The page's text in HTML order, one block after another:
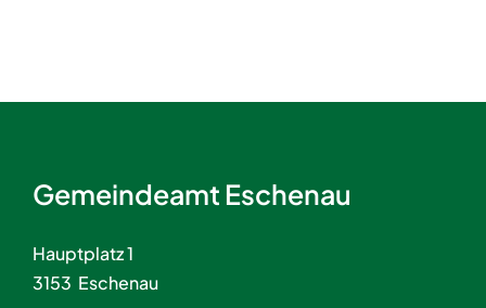
Gemeindeamt Eschenau
Hauptplatz 1
3153 Eschenau